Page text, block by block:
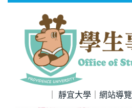
靜宜大學 網站導覽